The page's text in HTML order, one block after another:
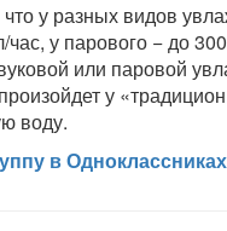
у разных видов
у парового − до
или паровой
у
воду.
в Одноклассниках